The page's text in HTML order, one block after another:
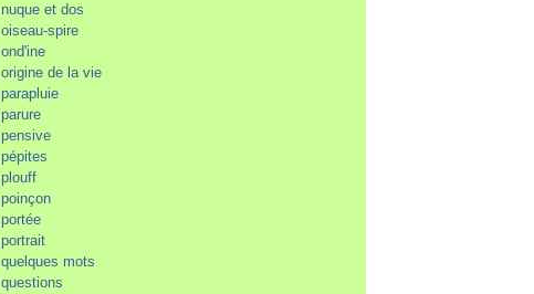
nuque et dos
oiseau-spire
ond'ine
origine de la vie
parapluie
parure
pensive
pépites
plouff
poinçon
portée
portrait
quelques mots
questions